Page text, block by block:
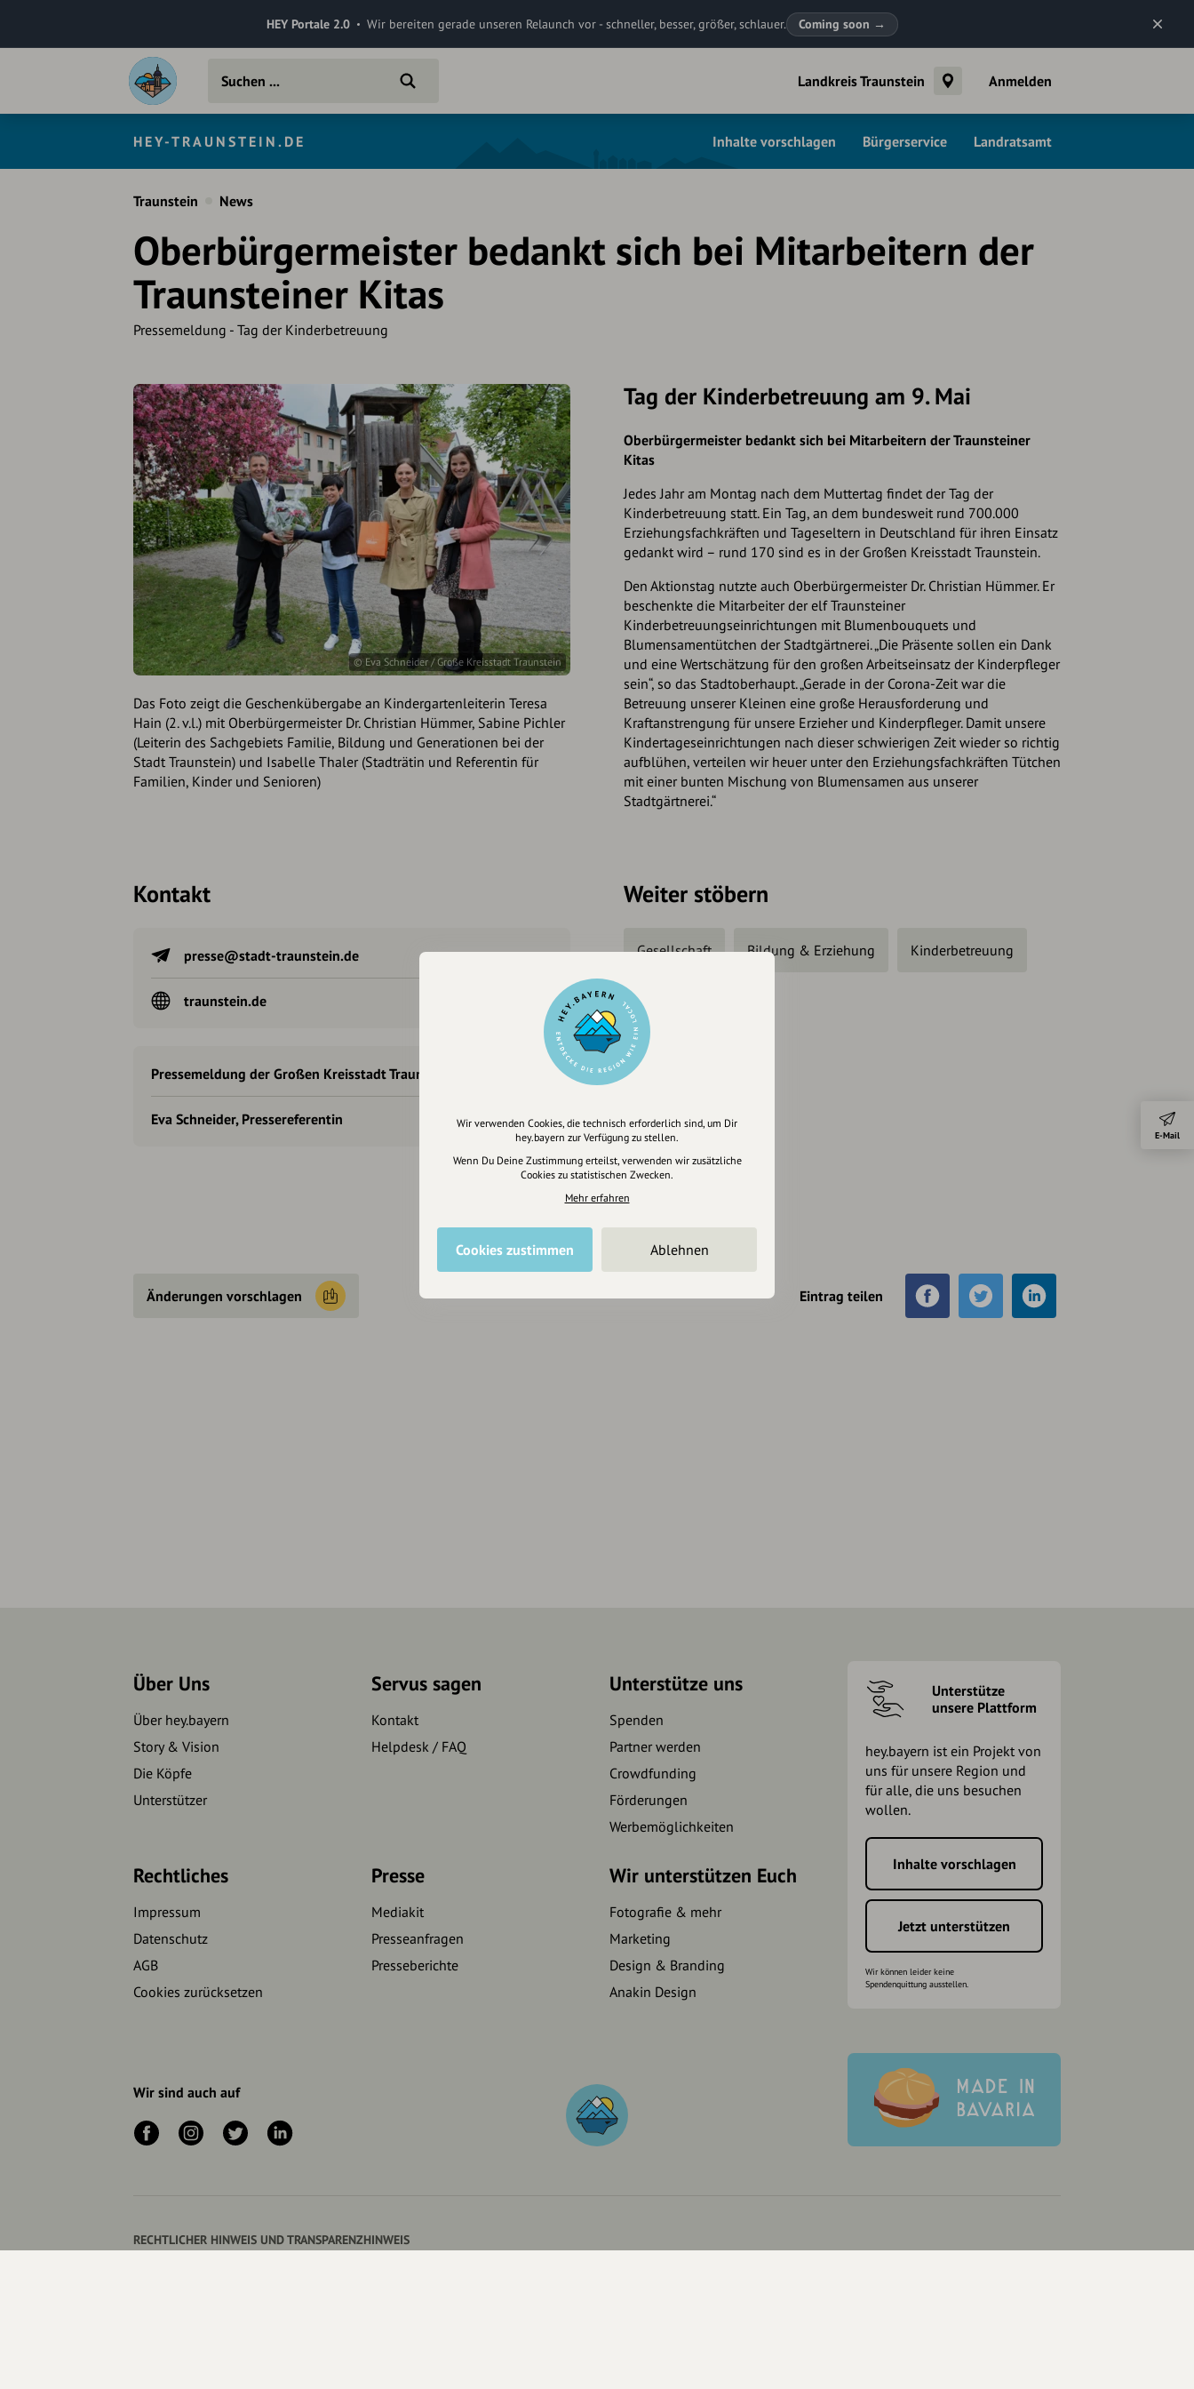
HEY Portale 2.0 Wir bereiten gerade unseren Relaunch vor - schneller, besser, größer, schlauer. Coming soon →
Landkreis Traunstein Anmelden
HEY-TRAUNSTEIN.DE Inhalte vorschlagen Bürgerservice Landratsamt
Traunstein News
Oberbürgermeister bedankt sich bei Mitarbeitern der
Traunsteiner Kitas
Pressemeldung - Tag der Kinderbetreuung
© Eva Schneider / Große Kreisstadt Traunstein
Das Foto zeigt die Geschenkübergabe an Kindergartenleiterin Teresa
Hain (2. v.l.) mit Oberbürgermeister Dr. Christian Hümmer, Sabine Pichler
(Leiterin des Sachgebiets Familie, Bildung und Generationen bei der
Stadt Traunstein) und Isabelle Thaler (Stadträtin und Referentin für
Familien, Kinder und Senioren)
Tag der Kinderbetreuung am 9. Mai
Oberbürgermeister bedankt sich bei Mitarbeitern der Traunsteiner
Kitas
Jedes Jahr am Montag nach dem Muttertag findet der Tag der
Kinderbetreuung statt. Ein Tag, an dem bundesweit rund 700.000
Erziehungsfachkräften und Tageseltern in Deutschland für ihren Einsatz
gedankt wird – rund 170 sind es in der Großen Kreisstadt Traunstein.
Den Aktionstag nutzte auch Oberbürgermeister Dr. Christian Hümmer. Er
beschenkte die Mitarbeiter der elf Traunsteiner
Kinderbetreuungseinrichtungen mit Blumenbouquets und
Blumensamentütchen der Stadtgärtnerei. „Die Präsente sollen ein Dank
und eine Wertschätzung für den großen Arbeitseinsatz der Kinderpfleger
sein“, so das Stadtoberhaupt. „Gerade in der Corona-Zeit war die
Betreuung unserer Kleinen eine große Herausforderung und
Kraftanstrengung für unsere Erzieher und Kinderpfleger. Damit unsere
Kindertageseinrichtungen nach dieser schwierigen Zeit wieder so richtig
aufblühen, verteilen wir heuer unter den Erziehungsfachkräften Tütchen
mit einer bunten Mischung von Blumensamen aus unserer
Stadtgärtnerei.“
Kontakt
presse@stadt-traunstein.de
traunstein.de
Pressemeldung der Großen Kreisstadt Traunstein
Eva Schneider, Pressereferentin
Weiter stöbern
Gesellschaft Bildung & Erziehung Kinderbetreuung
Pressemeldungen
Eintrag teilen
Änderungen vorschlagen
E-Mail
Über Uns
Über hey.bayern
Story & Vision
Die Köpfe
Unterstützer
Servus sagen
Kontakt
Helpdesk / FAQ
Unterstütze uns
Spenden
Partner werden
Crowdfunding
Förderungen
Werbemöglichkeiten
Rechtliches
Impressum
Datenschutz
AGB
Cookies zurücksetzen
Presse
Mediakit
Presseanfragen
Presseberichte
Wir unterstützen Euch
Fotografie & mehr
Marketing
Design & Branding
Anakin Design
Unterstütze
unsere Plattform
hey.bayern ist ein Projekt von
uns für unsere Region und
für alle, die uns besuchen
wollen.
Inhalte vorschlagen
Jetzt unterstützen
Wir können leider keine
Spendenquittung ausstellen.
Wir sind auch auf
RECHTLICHER HINWEIS UND TRANSPARENZHINWEIS
Wir verwenden Cookies, die technisch erforderlich sind, um Dir
hey.bayern zur Verfügung zu stellen.
Wenn Du Deine Zustimmung erteilst, verwenden wir zusätzliche
Cookies zu statistischen Zwecken.
Mehr erfahren
Cookies zustimmen Ablehnen